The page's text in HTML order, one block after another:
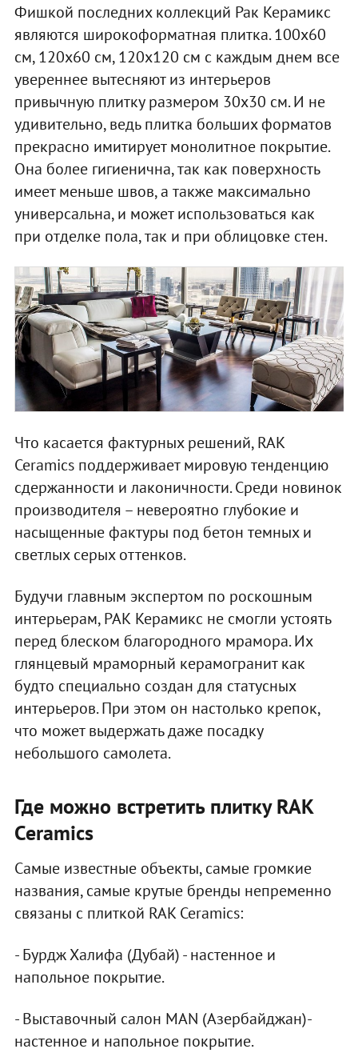
Фишкой последних коллекций Рак Керамикс
являются широкоформатная плитка. 100х60
см, 120х60 см, 120х120 см с каждым днем все
увереннее вытесняют из интерьеров
привычную плитку размером 30х30 см. И не
удивительно, ведь плитка больших форматов
прекрасно имитирует монолитное покрытие.
Она более гигиенична, так как поверхность
имеет меньше швов, а также максимально
универсальна, и может использоваться как
при отделке пола, так и при облицовке стен.
Что касается фактурных решений, RAK
Ceramics поддерживает мировую тенденцию
сдержанности и лаконичности. Среди новинок
производителя – невероятно глубокие и
насыщенные фактуры под бетон темных и
светлых серых оттенков.
Будучи главным экспертом по роскошным
интерьерам, РАК Керамикс не смогли устоять
перед блеском благородного мрамора. Их
глянцевый мраморный керамогранит как
будто специально создан для статусных
интерьеров. При этом он настолько крепок,
что может выдержать даже посадку
небольшого самолета.
Где можно встретить плитку RAK
Ceramics
Самые известные объекты, самые громкие
названия, самые крутые бренды непременно
связаны с плиткой RAK Ceramics:
- Бурдж Халифа (Дубай) - настенное и
напольное покрытие.
- Выставочный салон MAN (Азербайджан)-
настенное и напольное покрытие.